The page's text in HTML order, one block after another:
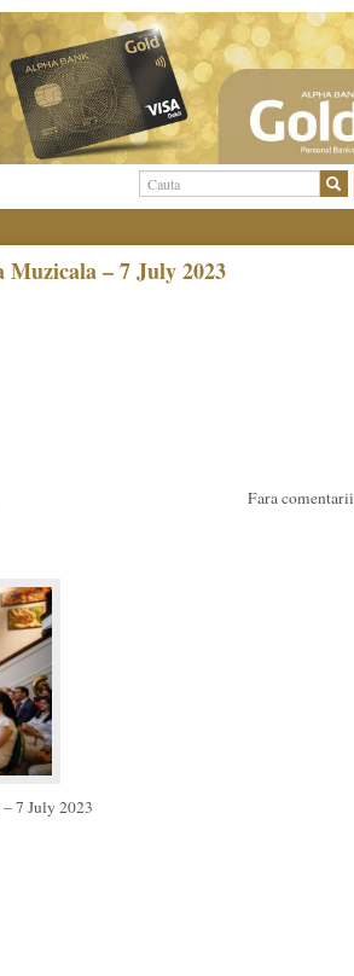
Muzicala – 7 July 2023
Fara comentarii
7 July 2023